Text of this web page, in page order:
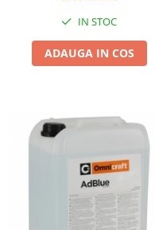
Suporti si placi prindere
IN STOC
ADAUGA IN COS